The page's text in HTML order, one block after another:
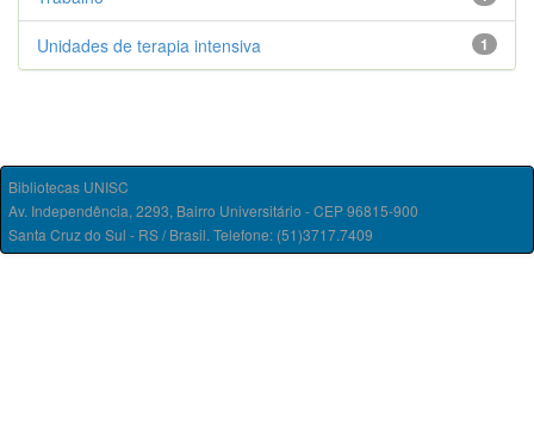
1
Unidades de terapia intensiva
Bibliotecas UNISC
Av. Independência, 2293, Bairro Universitário - CEP 96815-900
Santa Cruz do Sul - RS / Brasil. Telefone: (51)3717.7409